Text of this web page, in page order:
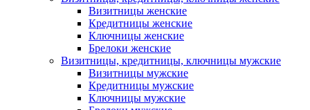
Визитницы женские
Кредитницы женские
Ключницы женские
Брелоки женские
Визитницы, кредитницы, ключницы мужские
Визитницы мужские
Кредитницы мужские
Ключницы мужские